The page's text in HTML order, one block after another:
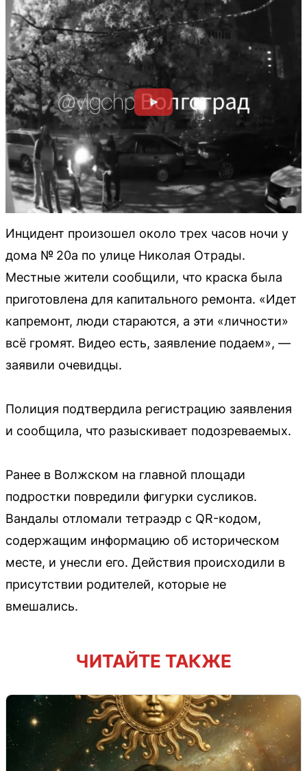
Инцидент произошел около трех часов ночи у
дома № 20а по улице Николая Отрады.
Местные жители сообщили, что краска была
приготовлена для капитального ремонта. «Идет
капремонт, люди стараются, а эти «личности»
всё громят. Видео есть, заявление подаем», —
заявили очевидцы.
Полиция подтвердила регистрацию заявления
и сообщила, что разыскивает подозреваемых.
Ранее в Волжском на главной площади
подростки повредили фигурки сусликов.
Вандалы отломали тетраэдр с QR-кодом,
содержащим информацию об историческом
месте, и унесли его. Действия происходили в
присутствии родителей, которые не
вмешались.
ЧИТАЙТЕ ТАКЖЕ